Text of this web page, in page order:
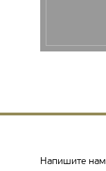
Напишите нам